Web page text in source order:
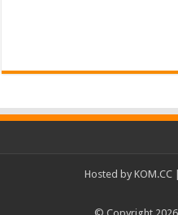
Hosted by KOM.CC